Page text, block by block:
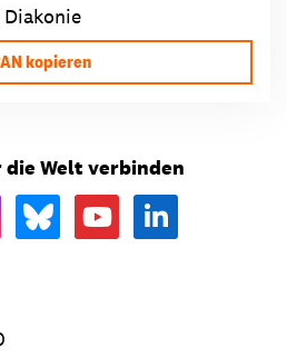
kopieren
Welt verbinden